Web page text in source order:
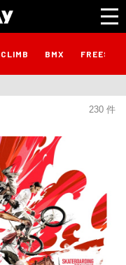
CLIMB BMX
230 件